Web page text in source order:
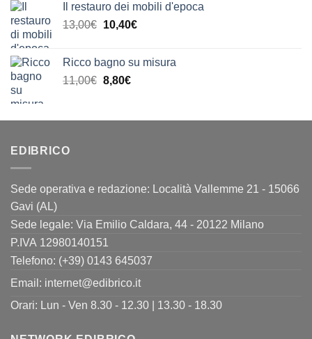
Il restauro dei mobili d'epoca
13,00€ Il
era:
13,00€.
10,40€Il
è:
Ricco bagno su misura
11,00€ Il
era:
8,80€Il
è:
EDIBRICO
Sede operativa e redazione: Località Vallemme 21 - 15066
Gavi (AL)
Sede legale: Via Emilio Caldara, 44 - 20122 Milano
P.IVA 12980140151
Telefono: (+39) 0143 645037
Email: internet@edibrico.it
Orari: Lun - Ven 8.30 - 12.30 | 13.30 - 18.30